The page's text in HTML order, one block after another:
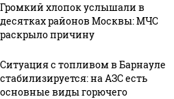
Громкий хлопок услышали в
десятках районов Москвы: МЧС
раскрыло причину
Ситуация с топливом в Барнауле
стабилизируется: на АЗС есть
основные виды горючего